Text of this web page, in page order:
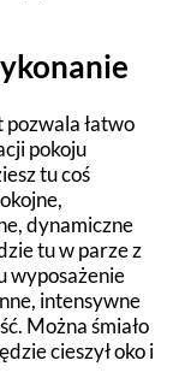
łatwo
pokoju
tu coś
dynamiczne
tu w parze z
wyposażenie
intensywne
Można śmiało
cieszył oko i